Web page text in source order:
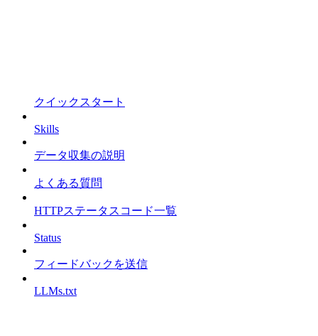
クイックスタート
Skills
データ収集の説明
よくある質問
HTTPステータスコード一覧
Status
フィードバックを送信
LLMs.txt